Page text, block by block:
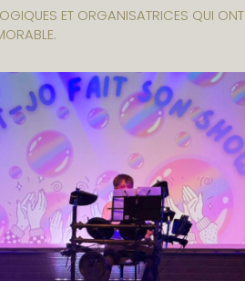
ET ORGANISATRICES QUI ONT